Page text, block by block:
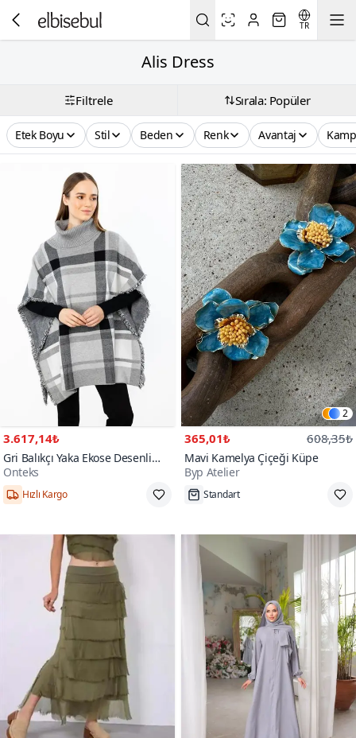
TR
Alis Dress
Filtrele Sırala: Popüler
Etek Boyu Stil Beden Renk Avantaj
3.617,14₺
Gri Balıkçı Yaka Ekose Desenli
Panço
Onteks
Hızlı Kargo
2
365,01₺ 608,35₺
Mavi Kamelya Çiçeği Küpe
Byp Atelier
Standart